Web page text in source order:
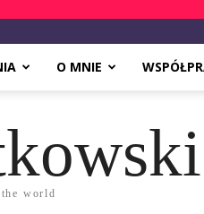
O MNIE
world